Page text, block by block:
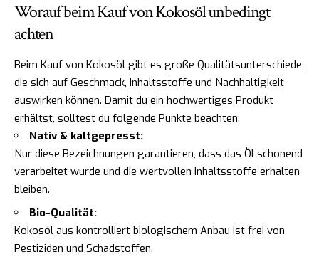
Worauf beim Kauf von Kokosöl unbedingt
achten
Beim Kauf von Kokosöl gibt es große Qualitätsunterschiede,
die sich auf Geschmack, Inhaltsstoffe und Nachhaltigkeit
auswirken können. Damit du ein hochwertiges Produkt
erhältst, solltest du folgende Punkte beachten:
Nativ & kaltgepresst:
Nur diese Bezeichnungen garantieren, dass das Öl schonend
verarbeitet wurde und die wertvollen Inhaltsstoffe erhalten
bleiben.
Bio-Qualität:
Kokosöl aus kontrolliert biologischem Anbau ist frei von
Pestiziden und Schadstoffen.